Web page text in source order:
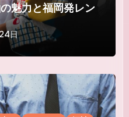
魅力と福岡発レン
日